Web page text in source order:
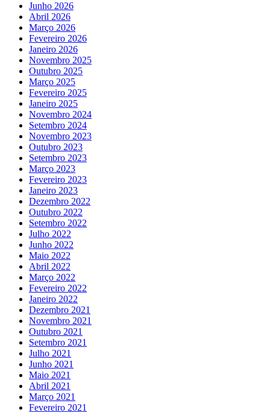
Junho 2026
Abril 2026
Março 2026
Fevereiro 2026
Janeiro 2026
Novembro 2025
Outubro 2025
Março 2025
Fevereiro 2025
Janeiro 2025
Novembro 2024
Setembro 2024
Novembro 2023
Outubro 2023
Setembro 2023
Março 2023
Fevereiro 2023
Janeiro 2023
Dezembro 2022
Outubro 2022
Setembro 2022
Julho 2022
Junho 2022
Maio 2022
Abril 2022
Março 2022
Fevereiro 2022
Janeiro 2022
Dezembro 2021
Novembro 2021
Outubro 2021
Setembro 2021
Julho 2021
Junho 2021
Maio 2021
Abril 2021
Março 2021
Fevereiro 2021